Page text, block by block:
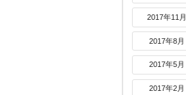
2017年11月
2017年8月
2017年5月
2017年2月